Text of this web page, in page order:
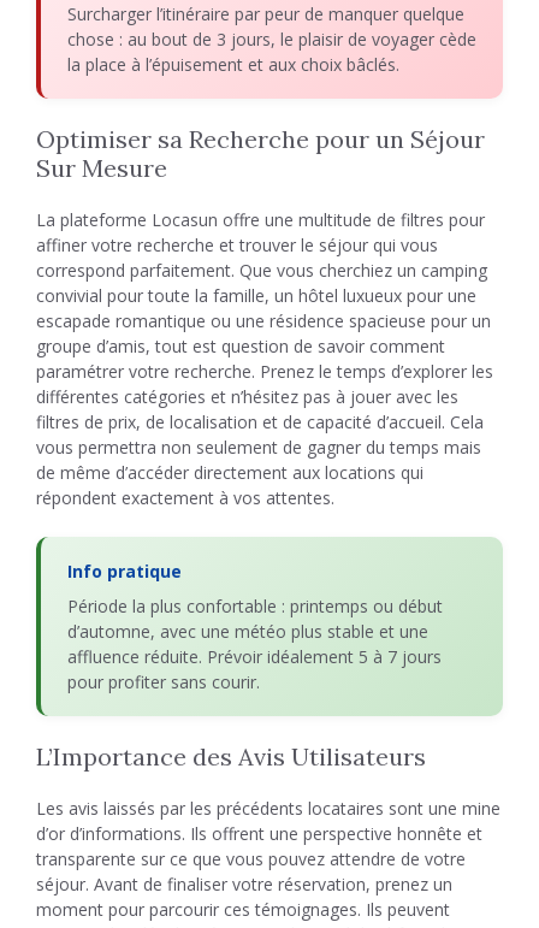
Surcharger l’itinéraire par peur de manquer quelque
chose : au bout de 3 jours, le plaisir de voyager cède
la place à l’épuisement et aux choix bâclés.
Optimiser sa Recherche pour un Séjour
Sur Mesure
La plateforme Locasun offre une multitude de filtres pour
affiner votre recherche et trouver le séjour qui vous
correspond parfaitement. Que vous cherchiez un camping
convivial pour toute la famille, un hôtel luxueux pour une
escapade romantique ou une résidence spacieuse pour un
groupe d’amis, tout est question de savoir comment
paramétrer votre recherche. Prenez le temps d’explorer les
différentes catégories et n’hésitez pas à jouer avec les
filtres de prix, de localisation et de capacité d’accueil. Cela
vous permettra non seulement de gagner du temps mais
de même d’accéder directement aux locations qui
répondent exactement à vos attentes.
Info pratique
Période la plus confortable : printemps ou début
d’automne, avec une météo plus stable et une
affluence réduite. Prévoir idéalement 5 à 7 jours
pour profiter sans courir.
L’Importance des Avis Utilisateurs
Les avis laissés par les précédents locataires sont une mine
d’or d’informations. Ils offrent une perspective honnête et
transparente sur ce que vous pouvez attendre de votre
séjour. Avant de finaliser votre réservation, prenez un
moment pour parcourir ces témoignages. Ils peuvent